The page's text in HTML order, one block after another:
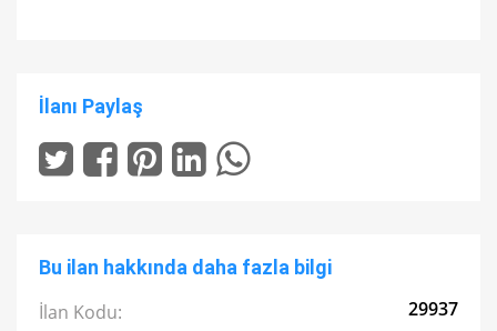
İlanı Paylaş
Bu ilan hakkında daha fazla bilgi
İlan Kodu:
29937